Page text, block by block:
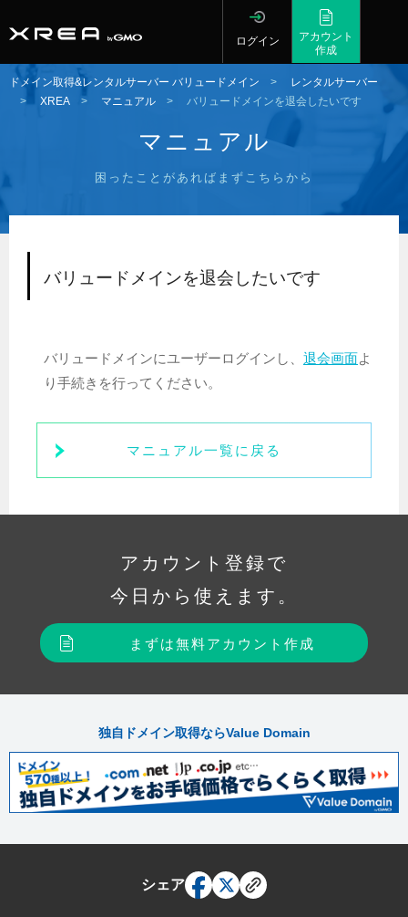
ログイン
アカウント
作成
ドメイン取得&レンタルサーバー バリュードメイン > レンタルサーバー
> XREA > マニュアル > バリュードメインを退会したいです
マニュアル
困ったことがあればまずこちらから
バリュードメインを退会したいです
バリュードメインにユーザーログインし、 退会画面よ
り手続きを行ってください。
マニュアル一覧に戻る
アカウント登録で
今日から使えます。
まずは無料アカウント作成
独自ドメイン取得ならValue Domain
シェア